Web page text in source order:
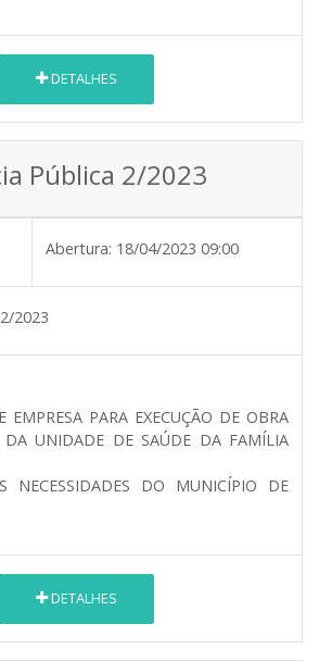
DETALHES
Pública 2/2023
Abertura: 18/04/2023 09:00
2023
EMPRESA PARA EXECUÇÃO DE OBRA
DA UNIDADE DE SAÚDE DA FAMÍLIA
NECESSIDADES DO MUNICÍPIO DE
DETALHES